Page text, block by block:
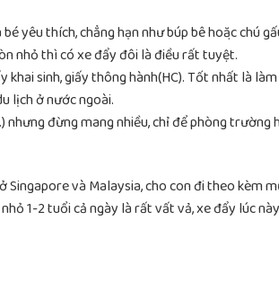
yêu thích, chẳng hạn như búp bê hoặc chú
nhỏ thì có xe đẩy đôi là điều rất tuyệt.
khai sinh, giấy thông hành(HC). Tốt nhất là
lịch ở nước ngoài.
nhưng đừng mang nhiều, chỉ để phòng
Singapore và Malaysia, cho con đi theo kèm
1-2 tuổi cả ngày là rất vất vả, xe đẩy lúc